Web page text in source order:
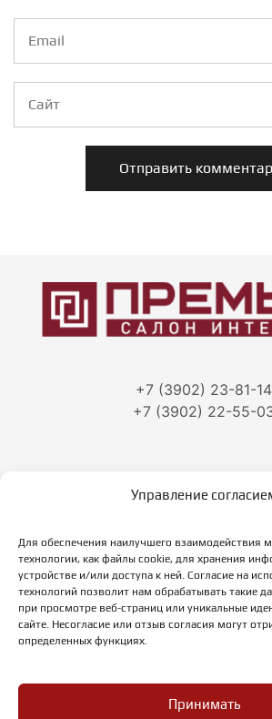
Управление
Для обеспечения наилучшего взаимодействия
технологии, как файлы cookie, для хранения
устройстве и/или доступа к ней. Согласие на
технологий позволит нам обрабатывать такие
при просмотре веб-страниц или уникальные
сайте. Несогласие или отзыв согласия могут
определенных функциях.
Принимать
+7 (3902) 23-81-14
+7 (3902) 22-55-
г. Абакан, ул.Тараса
Режим работы:
пн-пт: с 10-00 до
суббота: с 10-00 до
вс: выходной